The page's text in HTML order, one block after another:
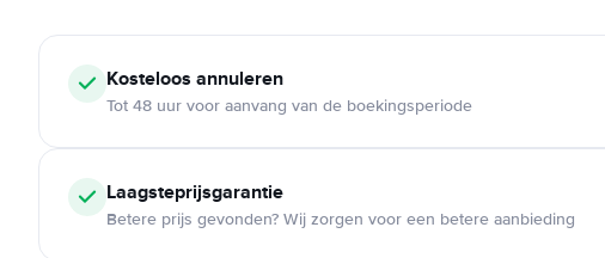
Kosteloos annuleren
Tot 48 uur voor aanvang van de boekingsperiode
Laagsteprijsgarantie
Betere prijs gevonden? Wij zorgen voor een betere aanbieding